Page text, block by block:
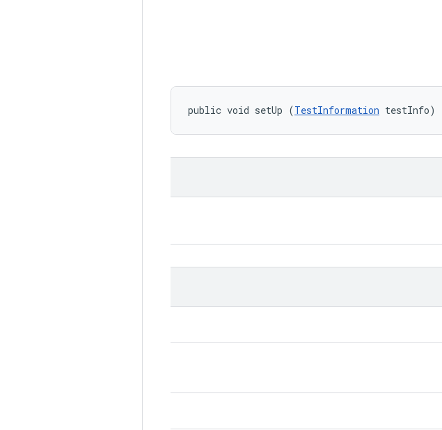
public void setUp (TestInformation testInfo)